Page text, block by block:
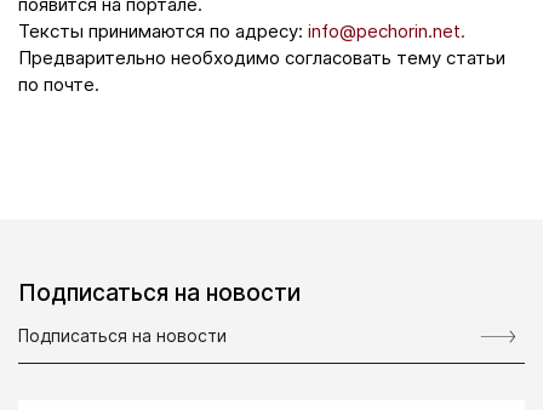
Тексты принимаются по адресу: info@pechorin.net.
Предварительно необходимо согласовать тему статьи
по почте.
Подписаться на новости